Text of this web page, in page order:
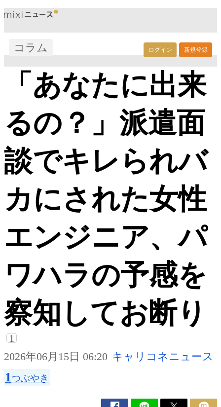
ログイン 新規登録
コラム
「あなたに出来
るの？」派遣面
談でキレられバ
カにされた女性
エンジニア、パ
ワハラの予感を
察知してお断り
1
2026年06月15日 06:20 キャリコネニュース
1つぶやき